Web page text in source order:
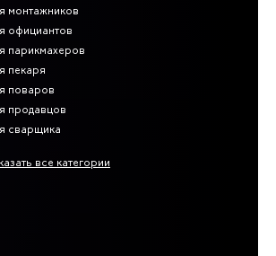
монтажников
официантов
парикмахеров
пекаря
поваров
продавцов
сварщика
все категории